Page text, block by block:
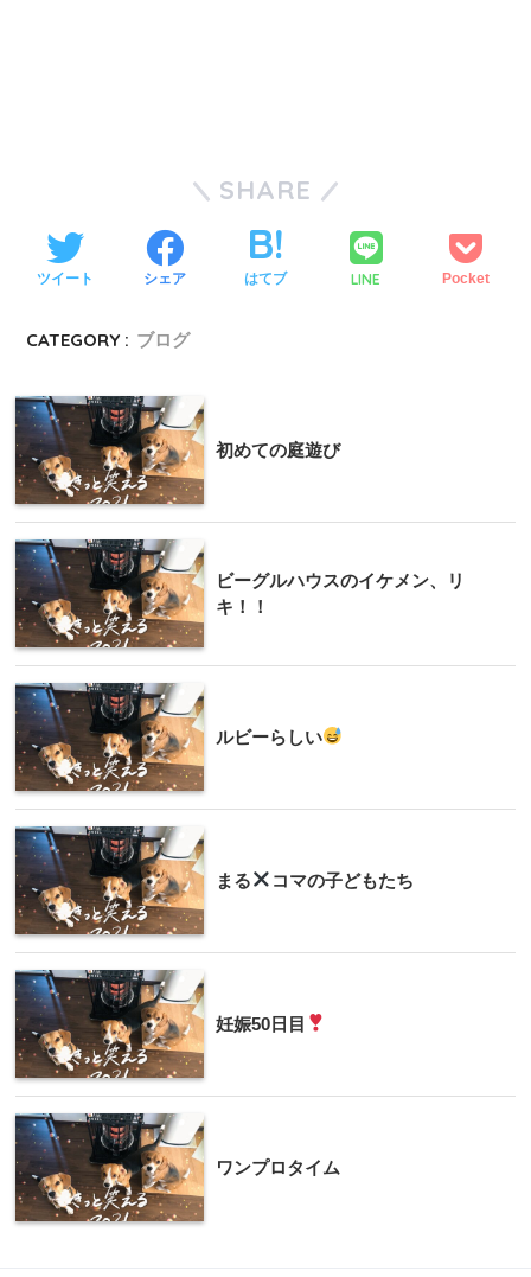
SHARE
ツイート シェア はてブ LINE Pocket
CATEGORY : ブログ
初めての庭遊び
ビーグルハウスのイケメン、リ
キ！！
ルビーらしい
まる コマの子どもたち
妊娠50日目
ワンプロタイム